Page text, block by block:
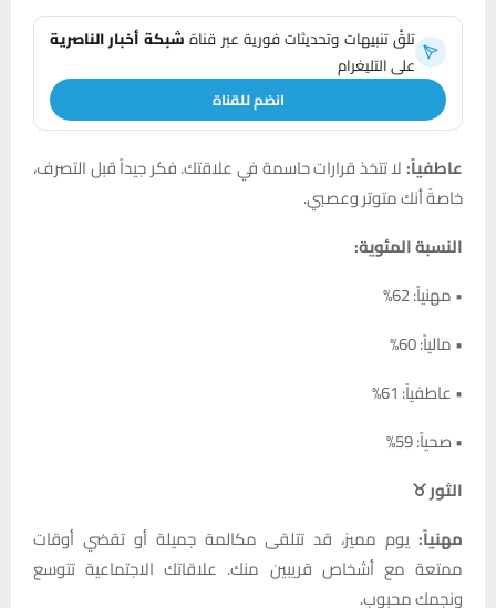
تلقَّ تنبيهات وتحديثات فورية عبر قناةشبكة أخبار الناصرية
على التليغرام
انضم للقناة
عاطفياً:لا تتخذ قرارات حاسمة في علاقتك. فكر جيداً قبل التصرف،
خاصةً أنك متوتر وعصبي.
النسبة المئوية:
• مهنياً: 62%
• مالياً: 60%
• عاطفياً: 61%
• صحياً: 59%
الثور ♉
مهنياً: يوم مميز، قد تتلقى مكالمة جميلة أو تقضي أوقات
ممتعة مع أشخاص قريبين منك. علاقاتك الاجتماعية تتوسع
ونجمك محبوب.